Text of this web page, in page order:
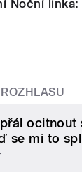
Noční
ocitnout
se mi to